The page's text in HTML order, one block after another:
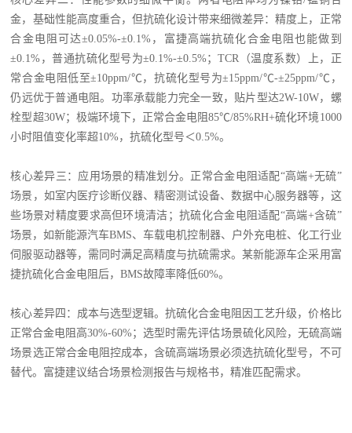
金，基础性能高度重合，但抗硫化设计带来细微差异：精度上，正常
合金电阻可达±0.05%-±0.1%，富捷高端抗硫化合金电阻也能做到
±0.1%，普通抗硫化型号为±0.1%-±0.5%；TCR（温度系数）上，正
常合金电阻低至±10ppm/℃，抗硫化型号为±15ppm/℃-±25ppm/℃，
仍远优于普通电阻。功率承载能力完全一致，贴片型达2W-10W，螺
栓型超30W；极端环境下，正常合金电阻85℃/85%RH+硫化环境1000
小时阻值变化率超10%，抗硫化型号＜0.5%。
核心差异三：应用场景的精准划分。正常合金电阻适配“高端+无硫”
场景，如室内医疗诊断仪器、精密测试设备、数据中心服务器等，这
些场景对精度要求高但环境清洁；抗硫化合金电阻适配“高端+含硫”
场景，如新能源汽车BMS、车载电机控制器、户外充电桩、化工行业
伺服驱动器等，需同时满足高精度与抗硫需求。某新能源车企采用富
捷抗硫化合金电阻后，BMS故障率降低60%。
核心差异四：成本与选型逻辑。抗硫化合金电阻因工艺升级，价格比
正常合金电阻高30%-60%；选型时需先评估场景硫化风险，无硫高端
场景选正常合金电阻控成本，含硫高端场景必须选抗硫化型号，不可
替代。富捷建议结合场景检测报告与规格书，精准匹配需求。